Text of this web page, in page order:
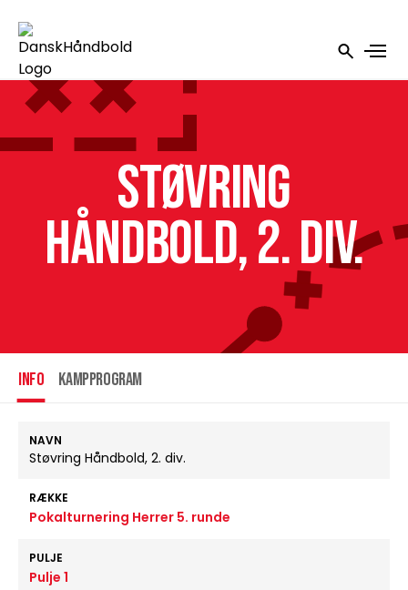
Støvring
Håndbold, 2. div.
INFO Kampprogram
NAVN
Støvring Håndbold, 2. div.
RÆKKE
Pokalturnering Herrer 5. runde
PULJE
Pulje 1